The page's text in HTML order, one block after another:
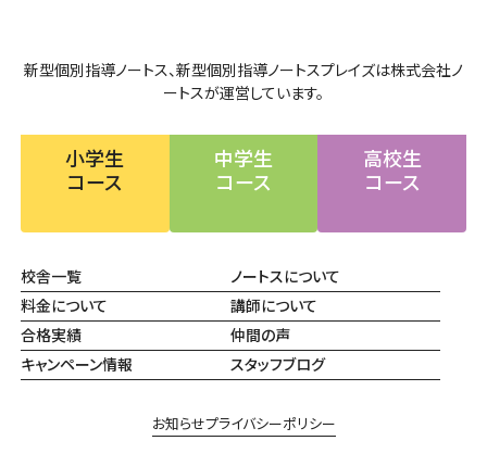
新型個別指導ノートス、新型個別指導ノートスプレイズは株式会社ノ
ートスが運営しています。
小学生
コース
中学生
コース
高校生
コース
校舎一覧
ノートスについて
料金について
講師について
合格実績
仲間の声
キャンペーン情報
スタッフブログ
お知らせプライバシーポリシー